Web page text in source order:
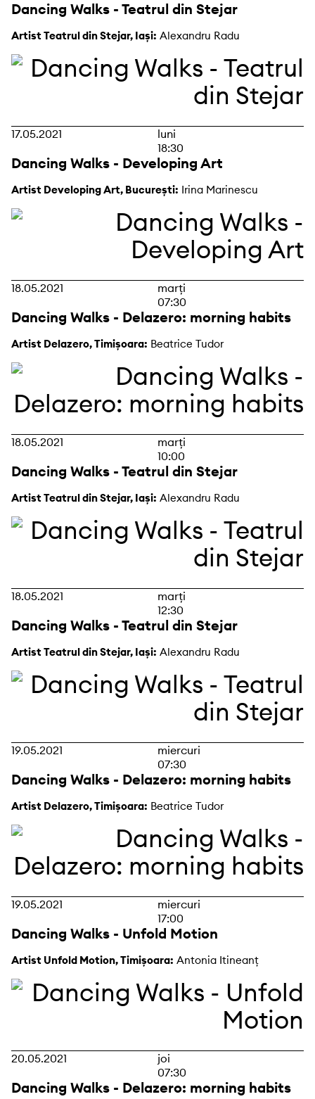
Dancing Walks - Teatrul din Stejar
Artist Teatrul din Stejar, Iași: Alexandru Radu
17.05.2021
luni
18:30
Dancing Walks - Developing Art
Artist Developing Art, București: Irina Marinescu
18.05.2021
marți
07:30
Dancing Walks - Delazero: morning habits
Artist Delazero, Timișoara: Beatrice Tudor
18.05.2021
marți
10:00
Dancing Walks - Teatrul din Stejar
Artist Teatrul din Stejar, Iași: Alexandru Radu
18.05.2021
marți
12:30
Dancing Walks - Teatrul din Stejar
Artist Teatrul din Stejar, Iași: Alexandru Radu
19.05.2021
miercuri
07:30
Dancing Walks - Delazero: morning habits
Artist Delazero, Timișoara: Beatrice Tudor
19.05.2021
miercuri
17:00
Dancing Walks - Unfold Motion
Artist Unfold Motion, Timișoara: Antonia Itineanț
20.05.2021
joi
07:30
Dancing Walks - Delazero: morning habits